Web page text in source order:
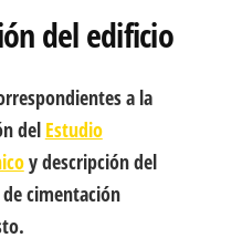
del edificio
a la
del Estudio
y descripción del
cimentación